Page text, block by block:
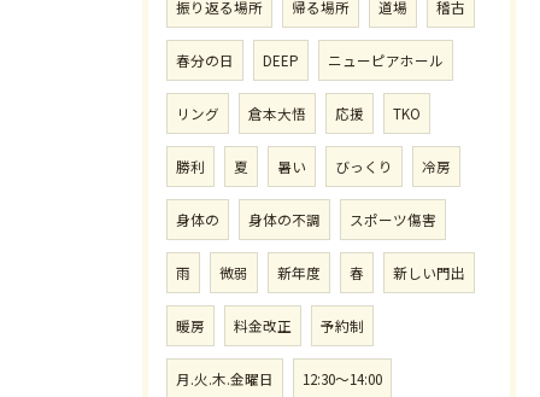
振り返る場所 帰る場所 道場 稽古
春分の日 DEEP ニューピアホール
リング 倉本大悟 応援 TKO
勝利 夏 暑い びっくり 冷房
身体の 身体の不調 スポーツ傷害
雨 微弱 新年度 春 新しい門出
暖房 料金改正 予約制
月.火.木.金曜日 12:30〜14:00